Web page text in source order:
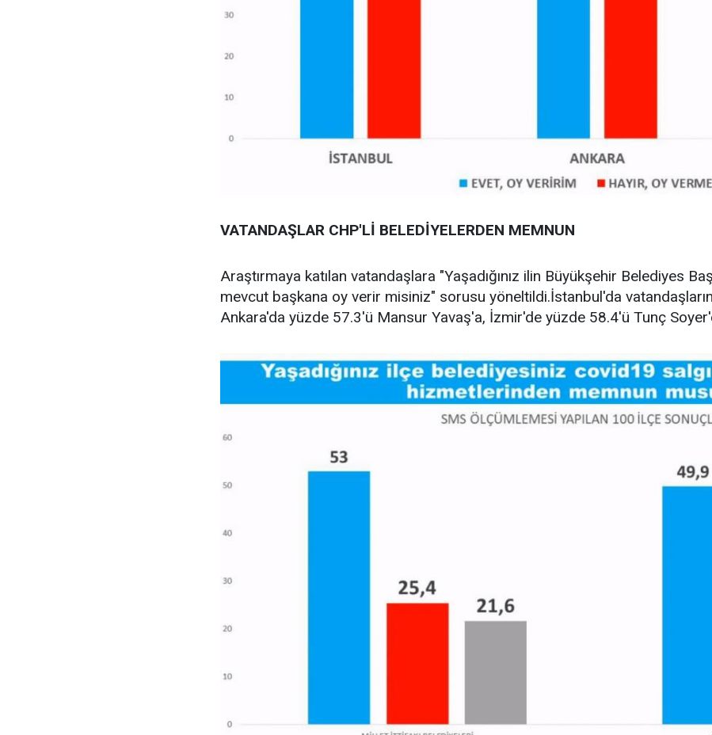
VATANDAŞLAR CHP'Lİ BELEDİYELERDEN MEMNUN
Araştırmaya katılan vatandaşlara "Yaşadığınız ilin Büyükşehir Belediyes
mevcut başkana oy verir misiniz" sorusu yöneltildi.İstanbul'da
Ankara'da yüzde 57.3'ü Mansur Yavaş'a, İzmir'de yüzde 58.4'ü Tunç